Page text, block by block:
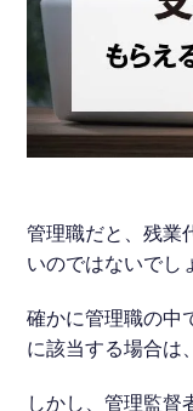
残業代請求
不当解雇
給料未払い
労働災害
管理職だと、残業
いのではないでし
確かに管理職の中
に該当する場合は
しかし、管理監督